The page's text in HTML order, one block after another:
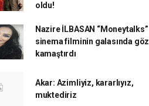
oldu!
Nazire İLBASAN “Moneytalks”
sinema filminin galasında göz
kamaştırdı
Akar: Azimliyiz, kararlıyız,
muktediriz